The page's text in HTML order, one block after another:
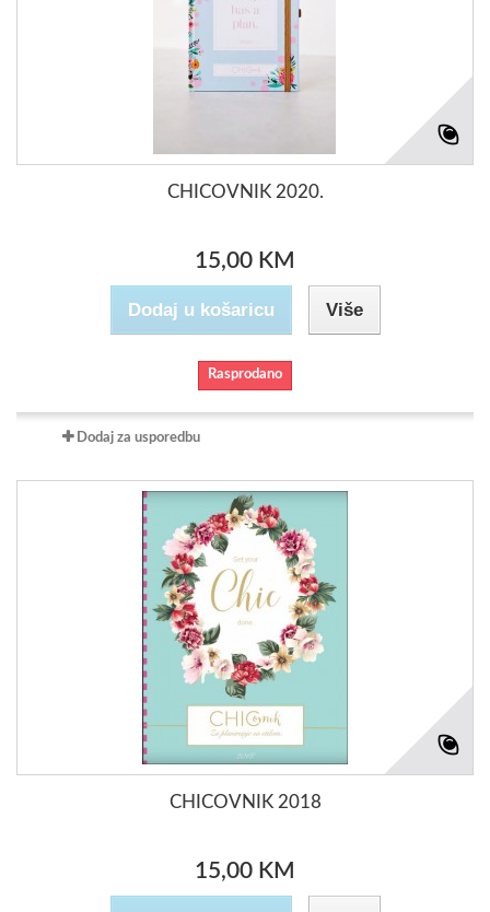
CHICOVNIK 2020.
15,00 KM
Dodaj u košaricu Više
Rasprodano
Dodaj za usporedbu
CHICOVNIK 2018
15,00 KM